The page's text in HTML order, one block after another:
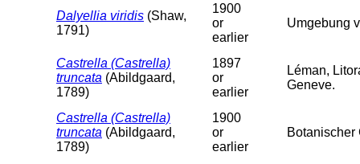
Dalyellia viridis (Shaw,
1791)
1900
or
earlier
Umgebung
Castrella (Castrella)
truncata (Abildgaard,
1789)
1897
or
earlier
Léman,
Geneve.
Castrella (Castrella)
truncata (Abildgaard,
1789)
1900
or
earlier
Botanischer